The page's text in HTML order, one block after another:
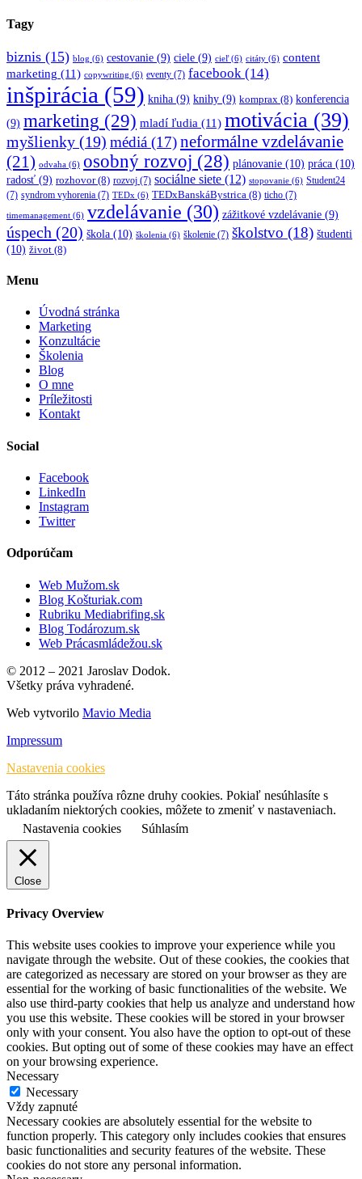
Tagy
biznis (15) blog (6) cestovanie (9) ciele (9) cieľ(6) citáty (6) content
marketing (11) copywriting (6) eventy (7) facebook (14)
inšpirácia (59) kniha (9) knihy (9) komprax (8) konferencia
(9) marketing (29) mladí ľudia (11) motivácia (39)
myšlienky (19) médiá (17)neformálne vzdelávanie
(21) odvaha (6) osobný rozvoj (28) plánovanie (10) práca (10)
radosť (9) rozhovor(8) rozvoj (7) sociálne siete (12) stopovanie (6) Student24
(7) syndrom vyhorenia (7) TEDx (6) TEDxBanskáBystrica (8) ticho (7)
timemanagement (6) vzdelávanie (30) zážitkové vzdelávanie (9)
úspech (20) škola (10) školenia (6) školenie (7) školstvo (18) študenti
(10) život (8)
Menu
Úvodná stránka
Marketing
Konzultácie
Školenia
Blog
O mne
Príležitosti
Kontakt
Social
Facebook
LinkedIn
Instagram
Twitter
Odporúčam
Web Mužom.sk
Blog Košturiak.com
Rubriku Mediabrifing.sk
Blog Todározum.sk
Web Prácasmládežou.sk
© 2012 – 2021 Jaroslav Dodok.
Všetky práva vyhradené.
Web vytvorilo Mavio Media
Impressum
Nastavenia cookies
Táto stránka používa rôzne druhy cookies. Pokiaľ nesúhlasíte s
ukladaním niektorých cookies, môžete to zmeniť v nastaveniach.
Nastavenia cookies
Súhlasím
Close
Privacy Overview
This website uses cookies to improve your experience while you
navigate through the website. Out of these cookies, the cookies that
are categorized as necessary are stored on your browser as they are
essential for the working of basic functionalities of the website. We
also use third-party cookies that help us analyze and understand how
you use this website. These cookies will be stored in your browser
only with your consent. You also have the option to opt-out of these
cookies. But opting out of some of these cookies may have an effect
on your browsing experience.
Necessary
Necessary
Vždy zapnuté
Necessary cookies are absolutely essential for the website to
function properly. This category only includes cookies that ensures
basic functionalities and security features of the website. These
cookies do not store any personal information.